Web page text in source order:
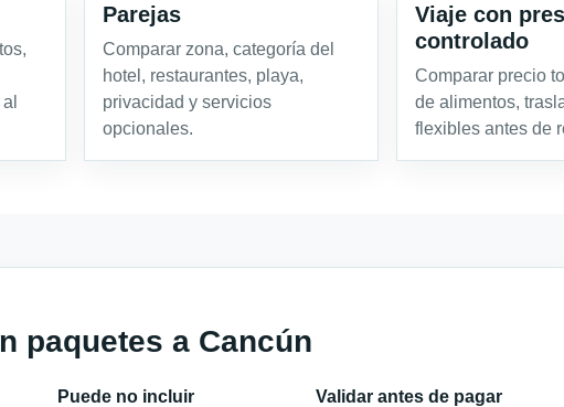
Parejas
Comparar zona, categoría del
hotel, restaurantes, playa,
privacidad y servicios
opcionales.
Viaje con
controlado
Comparar precio
de alimentos,
flexibles antes de
paquetes a Cancún
Puede no incluir
Validar antes de pagar